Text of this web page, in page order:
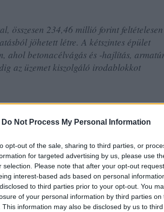
Do Not Process My Personal Information
opt-out of the sale, sharing to third parties, or
for targeted advertising by us, please use
selection. Please note that after your opt-out
interest-based ads based on personal
to third parties prior to your opt-out. You
of your personal information by third parties on
This information may also be disclosed by us to
összesen 234,46 millió forint feltételesen
jöhetett létre. A kétszintes épület
ahol betonacélvágás és -hajlítás,
az üzemet kiszolgáló irodablokkot
is, amely a másodlagos
valósult meg.
technológiákat építettek be,
víz hőszivattyú fedezi, az épület
telepítettek.